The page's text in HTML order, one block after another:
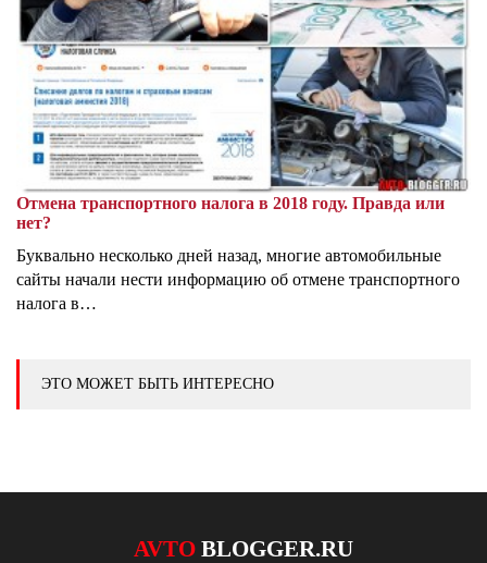
Отмена транспортного налога в 2018 году. Правда или
нет?
Буквально несколько дней назад, многие автомобильные
сайты начали нести информацию об отмене транспортного
налога в…
ЭТО МОЖЕТ БЫТЬ ИНТЕРЕСНО
AVTO BLOGGER.RU